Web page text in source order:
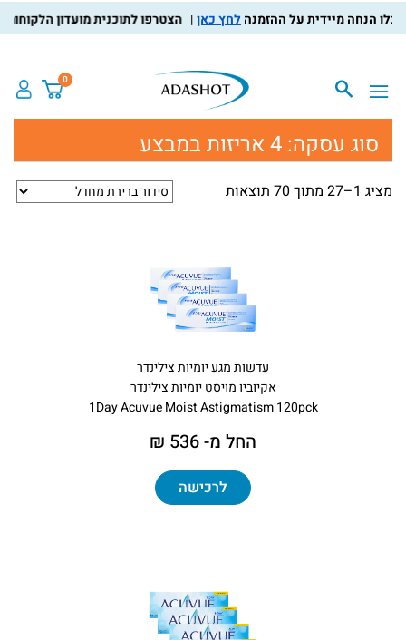
לחץ כאן הצטרפו לתוכנית מועדון הלקוחות, צברו
0
סוג עסקה: 4 אריזות במבצע
מציג 1–27 מתוך 70 תוצאות
עדשות מגע יומיות צילינדר
אקיוביו מויסט יומיות צילינדר
1Day Acuvue Moist Astigmatism 120pck
החל מ- 536 ₪
לרכישה